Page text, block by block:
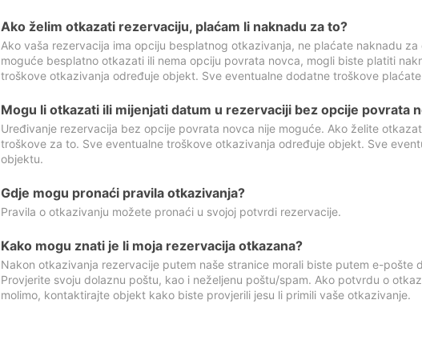
Ako želim otkazati rezervaciju, plaćam li naknadu za to?
Ako vaša rezervacija ima opciju besplatnog otkazivanja, ne plaćate naknadu
moguće besplatno otkazati ili nema opciju povrata novca, mogli biste platiti
troškove otkazivanja određuje objekt. Sve eventualne dodatne troškove
Mogu li otkazati ili mijenjati datum u rezervaciji bez opcije povrata
Uređivanje rezervacija bez opcije povrata novca nije moguće. Ako želite
troškove za to. Sve eventualne troškove otkazivanja određuje objekt. Sve
objektu.
Gdje mogu pronaći pravila otkazivanja?
Pravila o otkazivanju možete pronaći u svojoj potvrdi rezervacije.
Kako mogu znati je li moja rezervacija otkazana?
Nakon otkazivanja rezervacije putem naše stranice morali biste putem e-pošte
Provjerite svoju dolaznu poštu, kao i neželjenu poštu/spam. Ako potvrdu o
molimo, kontaktirajte objekt kako biste provjerili jesu li primili vaše otkazivanje.